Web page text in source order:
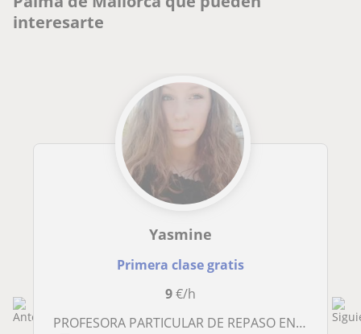
interesarte
Yasmine
Primera clase gratis
9€/h
PROFESORA PARTICULAR DE REPASO EN CALVIÁ